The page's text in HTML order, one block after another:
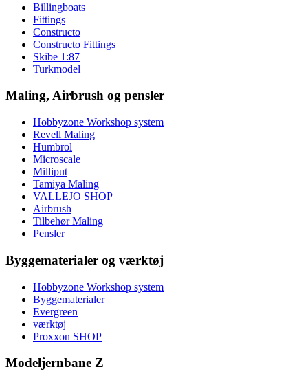
Billingboats
Fittings
Constructo
Constructo Fittings
Skibe 1:87
Turkmodel
Maling, Airbrush og pensler
Hobbyzone Workshop system
Revell Maling
Humbrol
Microscale
Milliput
Tamiya Maling
VALLEJO SHOP
Airbrush
Tilbehør Maling
Pensler
Byggematerialer og værktøj
Hobbyzone Workshop system
Byggematerialer
Evergreen
værktøj
Proxxon SHOP
Modeljernbane Z